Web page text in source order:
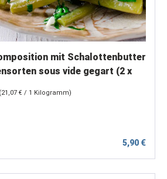
mit Schalottenbutter
sous vide gegart (2 x
(21,07 € / 1 Kilogramm)
5,90 €